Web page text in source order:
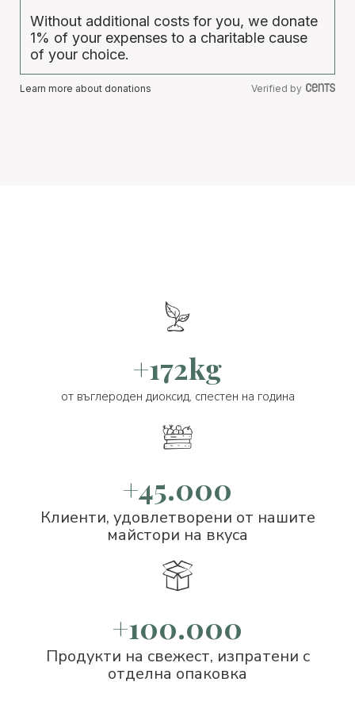
Without additional costs for you, we donate
1% of your expenses to a charitable cause
of your choice.
Learn more about donations Verified by
+172kg
от въглероден диоксид, спестен на година
+45.000
Клиенти, удовлетворени от нашите
майстори на вкуса
+100.000
Продукти на свежест, изпратени с
отделна опаковка